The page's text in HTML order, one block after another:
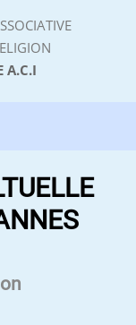
A.C.I